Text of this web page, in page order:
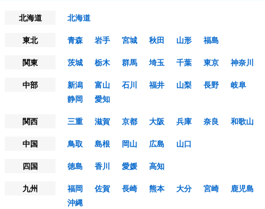
北海道
北海道
東北
青森 岩手 宮城 秋田 山形
福島
関東
茨城 栃木 群馬 埼玉 千葉 東京
神奈川
中部
新潟 富山 石川 福井 山梨 長野
岐阜
静岡
愛知
関西
三重 滋賀 京都 大阪 兵庫 奈良
和歌山
中国
鳥取 島根 岡山 広島
山口
四国
徳島 香川 愛媛
高知
九州
福岡 佐賀 長崎 熊本 大分 宮崎
鹿児島
沖縄